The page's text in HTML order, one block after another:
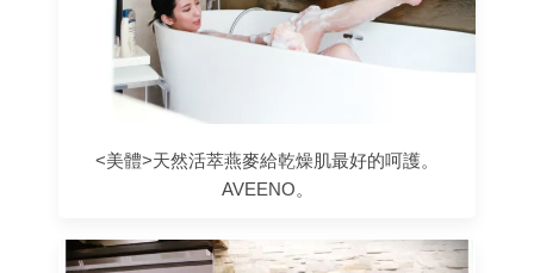
<美體>天然活萃燕麥給乾燥肌最好的呵護。
AVEENO。